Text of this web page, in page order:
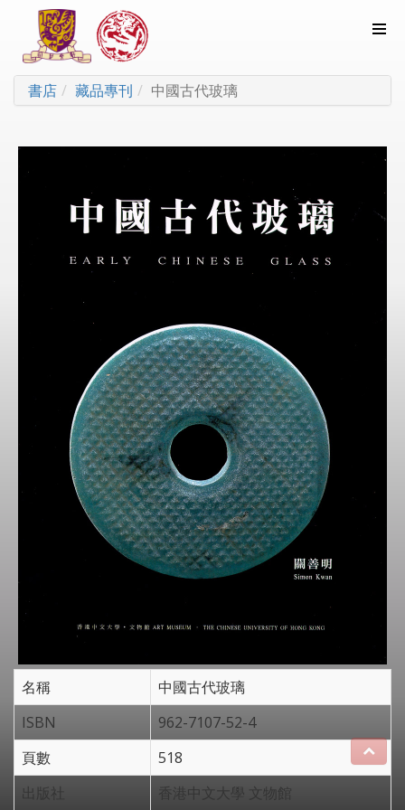
書店 藏品專刊 中國古代玻璃
名稱
中國古代玻璃
ISBN
962-7107-52-4
頁數
518
出版社
香港中文大學 文物館